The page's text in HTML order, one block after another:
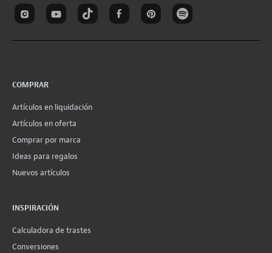
COMPRAR
Artículos en liquidación
Artículos en oferta
Comprar por marca
Ideas para regalos
Nuevos artículos
INSPIRACIÓN
Calculadora de trastes
Conversiones